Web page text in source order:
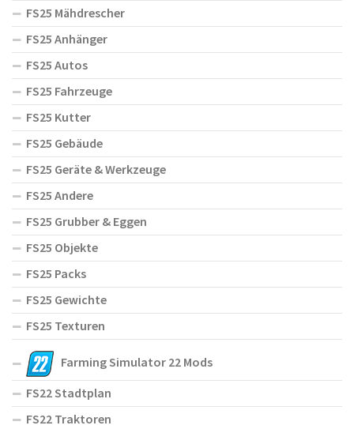
FS25 Mähdrescher
FS25 Anhänger
FS25 Autos
FS25 Fahrzeuge
FS25 Kutter
FS25 Gebäude
FS25 Geräte & Werkzeuge
FS25 Andere
FS25 Grubber & Eggen
FS25 Objekte
FS25 Packs
FS25 Gewichte
FS25 Texturen
Farming Simulator 22 Mods
FS22 Stadtplan
FS22 Traktoren